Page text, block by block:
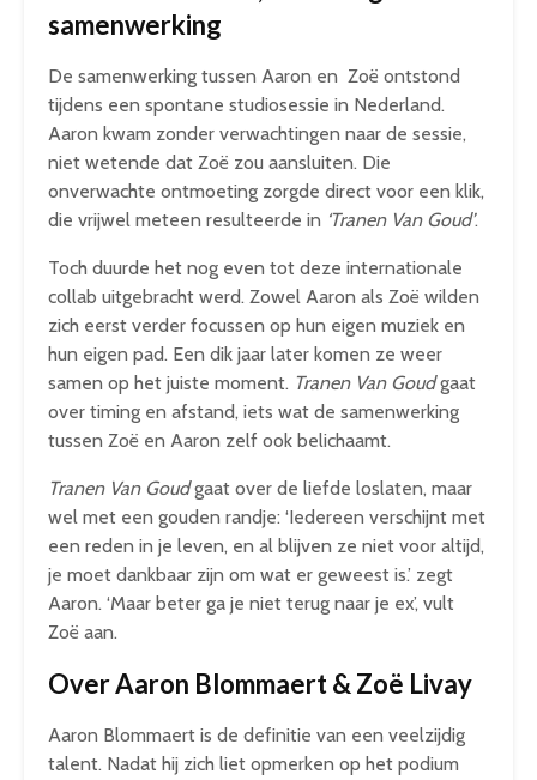
samenwerking
De samenwerking tussen Aaron en Zoë ontstond
tijdens een spontane studiosessie in Nederland.
Aaron kwam zonder verwachtingen naar de sessie,
niet wetende dat Zoë zou aansluiten. Die
onverwachte ontmoeting zorgde direct voor een klik,
die vrijwel meteen resulteerde in ‘Tranen Van Goud’.
Toch duurde het nog even tot deze internationale
collab uitgebracht werd. Zowel Aaron als Zoë wilden
zich eerst verder focussen op hun eigen muziek en
hun eigen pad. Een dik jaar later komen ze weer
samen op het juiste moment. Tranen Van Goudgaat
over timing en afstand, iets wat de samenwerking
tussen Zoë en Aaron zelf ook belichaamt.
Tranen Van Goudgaat over de liefde loslaten, maar
wel met een gouden randje: ‘Iedereen verschijnt met
een reden in je leven, en al blijven ze niet voor altijd,
je moet dankbaar zijn om wat er geweest is.’ zegt
Aaron. ‘Maar beter ga je niet terug naar je ex’, vult
Zoë aan.
Over Aaron Blommaert & Zoë Livay
Aaron Blommaert is de definitie van een veelzijdig
talent. Nadat hij zich liet opmerken op het podium